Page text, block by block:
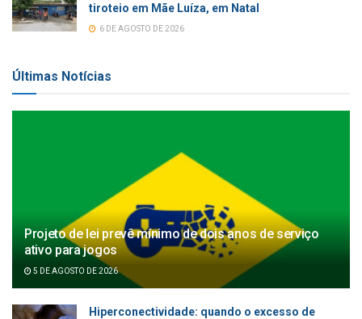
tiroteio em Mãe Luíza, em Natal
6 DE AGOSTO DE 2026
Últimas Notícias
Projeto de lei prevê mínimo de dois anos de serviço
ativo para jogos
5 DE AGOSTO DE 2026
Hiperconectividade: quando o excesso de